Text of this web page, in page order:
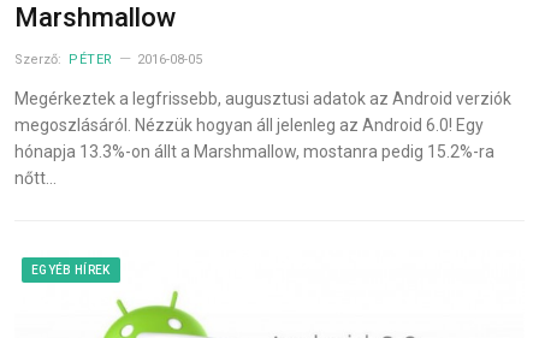
Marshmallow
Szerző: PÉTER 2016-08-05
Megérkeztek a legfrissebb, augusztusi adatok az Android verziók
megoszlásáról. Nézzük hogyan áll jelenleg az Android 6.0! Egy
hónapja 13.3%-on állt a Marshmallow, mostanra pedig 15.2%-ra
nőtt…
EGYÉB HÍREK